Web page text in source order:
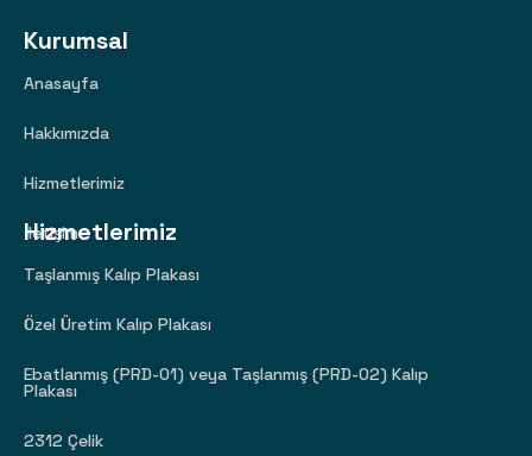
Kurumsal
Anasayfa
Hakkımızda
Hizmetlerimiz
İletişim
Hizmetlerimiz
Taşlanmış Kalıp Plakası
Özel Üretim Kalıp Plakası
Ebatlanmış (PRD-01) veya Taşlanmış (PRD-02) Kalıp
Plakası
2312 Çelik